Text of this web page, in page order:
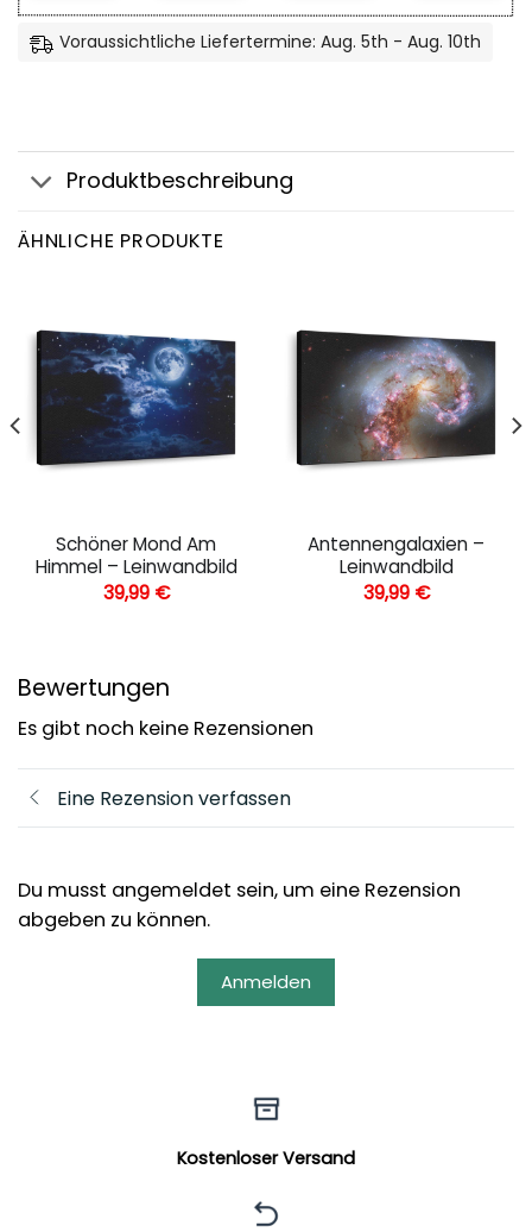
Voraussichtliche Liefertermine: Aug. 5th - Aug. 10th
Produktbeschreibung
ÄHNLICHE PRODUKTE
Schöner Mond Am
Himmel – Leinwandbild
39,99 €
Antennengalaxien –
Leinwandbild
39,99 €
Bewertungen
Es gibt noch keine Rezensionen
Eine Rezension verfassen
Du musst angemeldet sein, um eine Rezension
abgeben zu können.
Anmelden
Kostenloser Versand